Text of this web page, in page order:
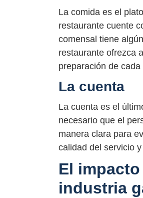
La comida es el
restaurante cuente
comensal tiene
restaurante ofrezca
preparación de cada
La cuenta
La cuenta es el
necesario que el
manera clara para
calidad del servicio
El
industria